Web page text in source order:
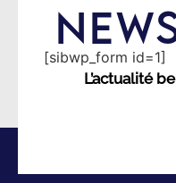
[sibwp_form id=1]
L’actualité